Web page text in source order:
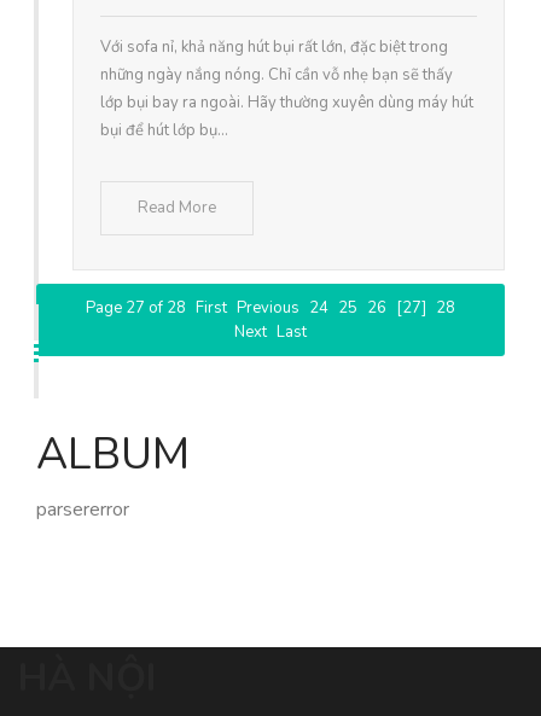
Với sofa nỉ, khả năng hút bụi rất lớn, đặc biệt trong
những ngày nắng nóng. Chỉ cần vỗ nhẹ bạn sẽ thấy
lớp bụi bay ra ngoài. Hãy thường xuyên dùng máy hút
bụi để hút lớp bụ...
Read More
Page 27 of 28 First Previous 24 25 26 [27] 28
Next Last
ALBUM
parsererror